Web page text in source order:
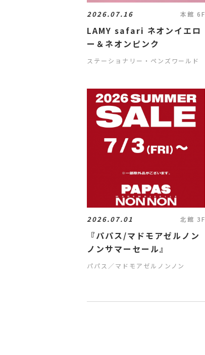
2026.07.16 本館 6F
LAMY safari ネオンイエロ
ー＆ネオンピンク
ステーショナリー・ペンズワールド
2026.07.01 北館 3F
『パパス/マドモアゼルノン
ノンサマーセール』
パパス／マドモアゼルノンノン